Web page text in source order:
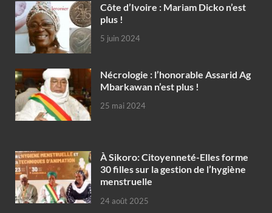
Côte d’Ivoire : Mariam Dicko n’est
plus !
5 juin 2024
Nécrologie : l’honorable Assarid Ag
Mbarkawan n’est plus !
25 mai 2024
À Sikoro: Citoyenneté-Elles forme
30 filles sur la gestion de l’hygiène
menstruelle
24 août 2025